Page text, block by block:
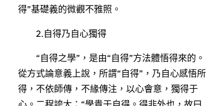
得”基礎義的微觀不雅照。
2.自得乃自心獨得
“自得之學”，是由“自得”方法體悟得來的。
從方式論意義上說，所謂“自得”，乃自心感悟所
得，不依師傳，不緣傳注，以心會意，獨得于